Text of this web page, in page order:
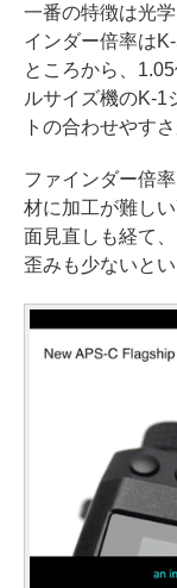
一番の特徴は光
インダー倍率は
ところから、
ルサイズ機のK-1
トの合わせやす
ファインダー倍
材に加工が難し
面見直しも経て
歪みも少ないとい